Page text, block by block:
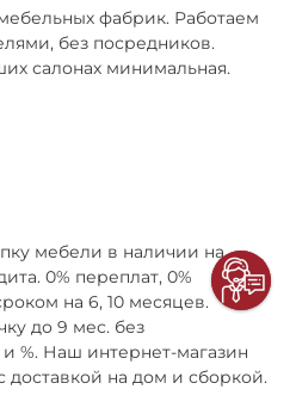
фабрик. Работаем
без посредников.
салонах минимальная.
мебели в наличии на
0% переплат, 0%
на 6, 10 месяцев.
до 9 мес. без
%. Наш интернет-магазин
доставкой на дом и сборкой.